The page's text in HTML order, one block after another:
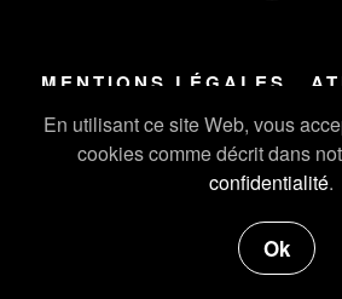
En utilisant ce site Web, vous
cookies comme décrit dans
confidentialité.
Ok
MENTIONS LÉGALES